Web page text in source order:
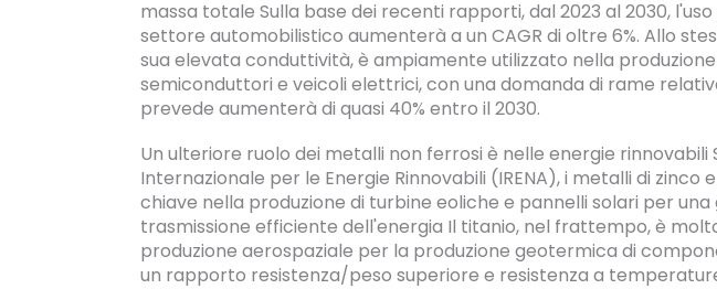
massa totale Sulla base dei recenti rapporti, dal 2023 al 2030,
settore automobilistico aumenterà a un CAGR di oltre 6%. Allo
sua elevata conduttività, è ampiamente utilizzato nella
semiconduttori e veicoli elettrici, con una domanda di rame
prevede aumenterà di quasi 40% entro il 2030.
Un ulteriore ruolo dei metalli non ferrosi è nelle energie rinnovabili
Internazionale per le Energie Rinnovabili (IRENA), i metalli di zinco
chiave nella produzione di turbine eoliche e pannelli solari per una
trasmissione efficiente dell'energia Il titanio, nel frattempo, è
produzione aerospaziale per la produzione geotermica di
un rapporto resistenza/peso superiore e resistenza a